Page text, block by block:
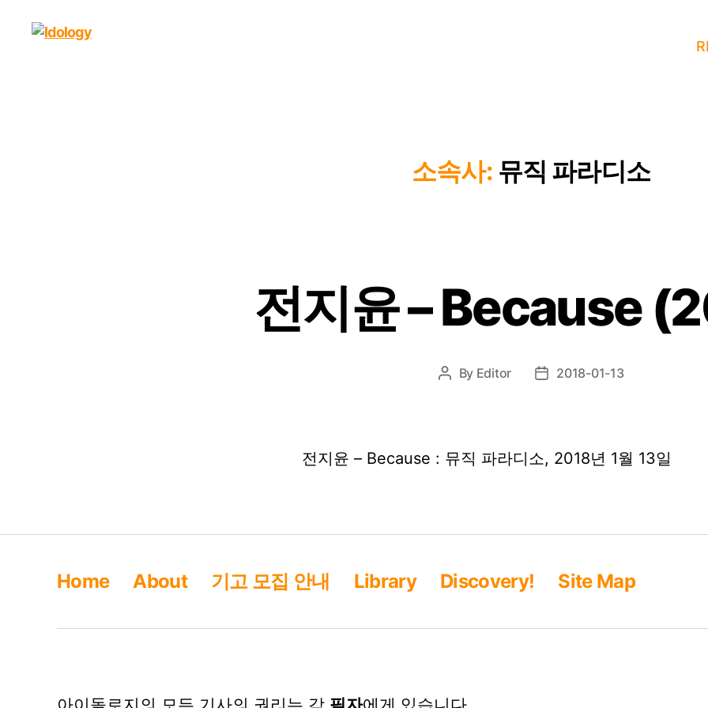
소속사: 뮤직 파라디소
전지윤 – Because
Post
By Editor
Post2018-01-13
전지윤 – Because : 뮤직 파라디소, 2018년 1월 13일
Home About 기고 모집 안내 Library Discovery! Site Map